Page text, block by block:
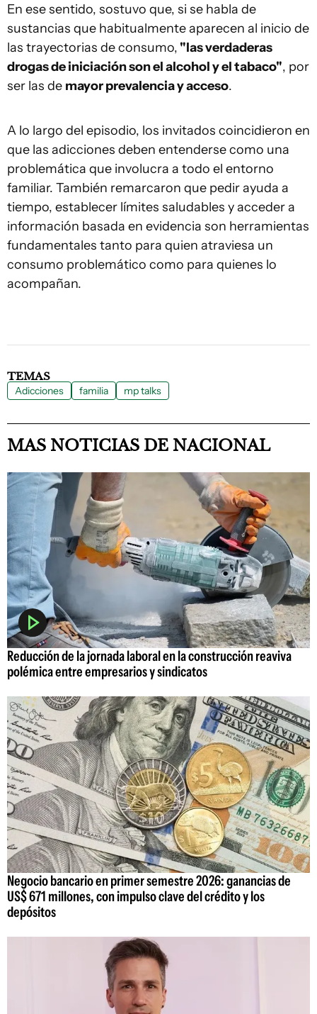
En ese sentido, sostuvo que, si se habla de
sustancias que habitualmente aparecen al inicio de
las trayectorias de consumo, "las verdaderas
drogas de iniciación son el alcohol y el tabaco", por
ser las de mayor prevalencia y acceso.
A lo largo del episodio, los invitados coincidieron en
que las adicciones deben entenderse como una
problemática que involucra a todo el entorno
familiar. También remarcaron que pedir ayuda a
tiempo, establecer límites saludables y acceder a
información basada en evidencia son herramientas
fundamentales tanto para quien atraviesa un
consumo problemático como para quienes lo
acompañan.
TEMAS
Adicciones familia mp talks
MAS NOTICIAS DE NACIONAL
Reducción de la jornada laboral en la construcción reaviva
polémica entre empresarios y sindicatos
Negocio bancario en primer semestre 2026: ganancias de
US$ 671 millones, con impulso clave del crédito y los
depósitos